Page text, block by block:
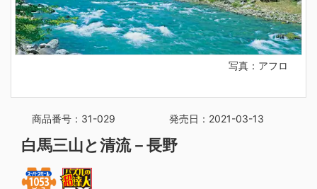
写真：アフロ
商品番号：31-029 発売日：2021-03-13
白馬三山と清流－長野